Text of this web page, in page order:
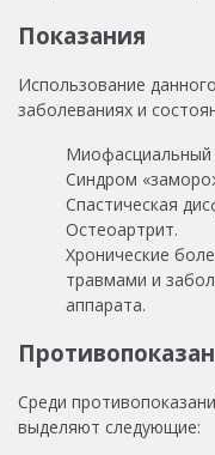
Показания
Использование
заболеваниях и
Миофасциальный
Синдром
Спастическая
Остеоартрит.
Хронические
травмами и
аппарата.
Среди
выделяют следующие: